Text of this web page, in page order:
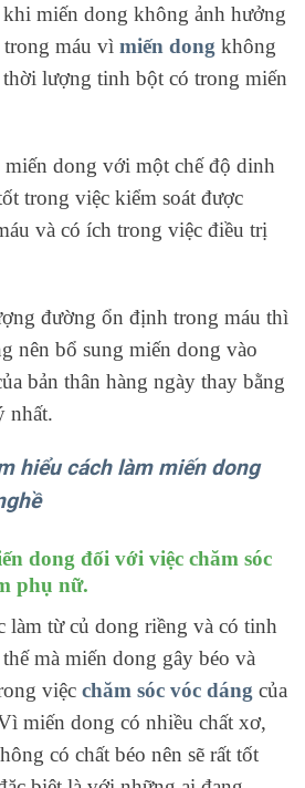
miến dong không ảnh hưởng
máu vì miến dong không
lượng tinh bột có trong miến
dong với một chế độ dinh
trong việc kiểm soát được
và có ích trong việc điều trị
đường ổn định trong máu thì
nên bổ sung miến dong vào
bản thân hàng ngày thay bằng
nhất.
hiểu cách làm miến dong
dong đối với việc chăm sóc
phụ nữ.
làm từ củ dong riềng và có tinh
mà miến dong gây béo và
việc chăm sóc vóc dáng của
miến dong có nhiều chất xơ,
có chất béo nên sẽ rất tốt